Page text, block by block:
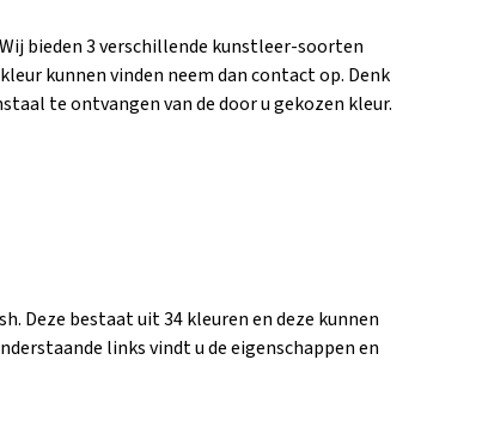
bieden 3 verschillende kunstleer-soorten
kunnen vinden neem dan contact op. Denk
te ontvangen van de door u gekozen kleur.
Deze bestaat uit 34 kleuren en deze kunnen
links vindt u de eigenschappen en